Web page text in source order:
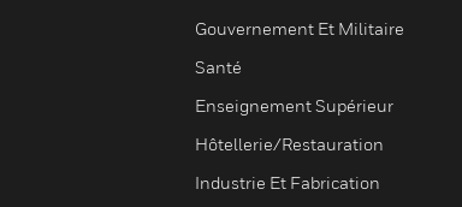
Gouvernement Et Militaire
Santé
Enseignement Supérieur
Hôtellerie/Restauration
Industrie Et Fabrication